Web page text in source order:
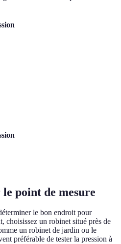
point de mesure
le bon endroit pour
choisissez un robinet situé près de
un robinet de jardin ou le
préférable de tester la pression à